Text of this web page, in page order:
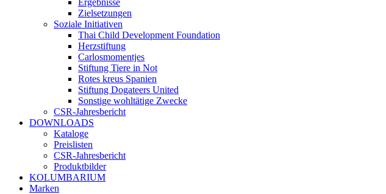
Ergebnisse
Zielsetzungen
Soziale Initiativen
Thai Child Development Foundation
Herzstiftung
Carlosmomentjes
Stiftung Tiere in Not
Rotes kreus Spanien
Stiftung Dogateers United
Sonstige wohltätige Zwecke
CSR-Jahresbericht
DOWNLOADS
Kataloge
Preislisten
CSR-Jahresbericht
Produktbilder
KOLUMBARIUM
Marken